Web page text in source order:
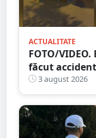
ACTUALITATE
FOTO/
făcut
de trecători
3 august 2026